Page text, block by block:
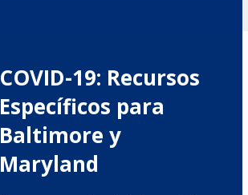
COVID-19: Recursos
Específicos para
Baltimore y
Maryland